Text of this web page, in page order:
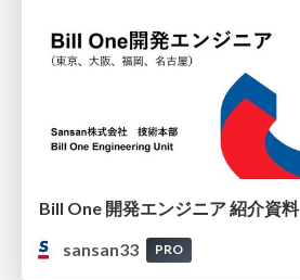
Bill One 開発エンジニア 紹介資料
sansan33
PRO